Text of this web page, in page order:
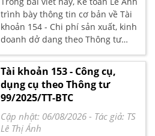
trình bày thông tin cơ bản về Tài
khoản 154 - Chi phí sản xuất, kinh
doanh dở dang theo Thông tư
99/2025/TT-BTC, bao gồm nguyên
tắc kế toán, kết cấu và nội dung
phản ánh của tài khoản, kèm
phương pháp kế toán đối với một
số giao dịch chủ yếu theo quy định
hiện hành.
Tài khoản 153 - Công cụ,
dụng cụ theo Thông tư
99/2025/TT-BTC
Cập nhật: 06/08/2026 - Tác giả: TS
Lê Thị Ánh